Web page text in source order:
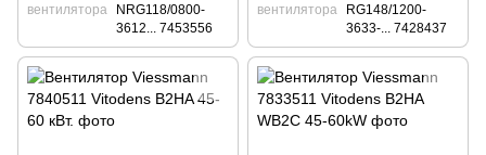
вентилятора
NRG118/0800-
3612... 7453556
вентилятора
RG148/1200-
3633-... 7428437